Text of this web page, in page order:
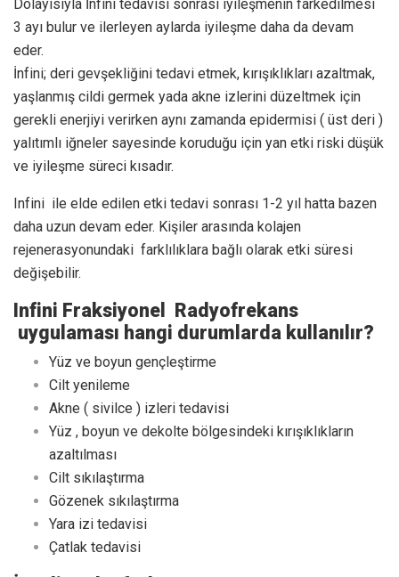
Dolayısıyla İnfini tedavisi sonrası iyileşmenin farkedilmesi
3 ayı bulur ve ilerleyen aylarda iyileşme daha da devam
eder.
İnfini; deri gevşekliğini tedavi etmek, kırışıklıkları azaltmak,
yaşlanmış cildi germek yada akne izlerini düzeltmek için
gerekli enerjiyi verirken aynı zamanda epidermisi ( üst deri )
yalıtımlı iğneler sayesinde koruduğu için yan etki riski düşük
ve iyileşme süreci kısadır.
Infini ile elde edilen etki tedavi sonrası 1-2 yıl hatta bazen
daha uzun devam eder. Kişiler arasında kolajen
rejenerasyonundaki farklılıklara bağlı olarak etki süresi
değişebilir.
Infini Fraksiyonel Radyofrekans
uygulaması hangi durumlarda kullanılır?
Yüz ve boyun gençleştirme
Cilt yenileme
Akne ( sivilce ) izleri tedavisi
Yüz , boyun ve dekolte bölgesindeki kırışıklıkların
azaltılması
Cilt sıkılaştırma
Gözenek sıkılaştırma
Yara izi tedavisi
Çatlak tedavisi